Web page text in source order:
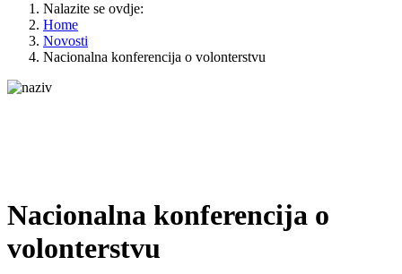
Nalazite se ovdje:
Home
Novosti
Nacionalna konferencija o volonterstvu
Nacionalna konferencija o
volonterstvu